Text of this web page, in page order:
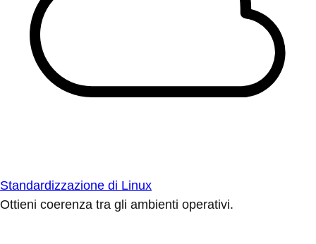
Standardizzazione di Linux
Ottieni coerenza tra gli ambienti operativi.